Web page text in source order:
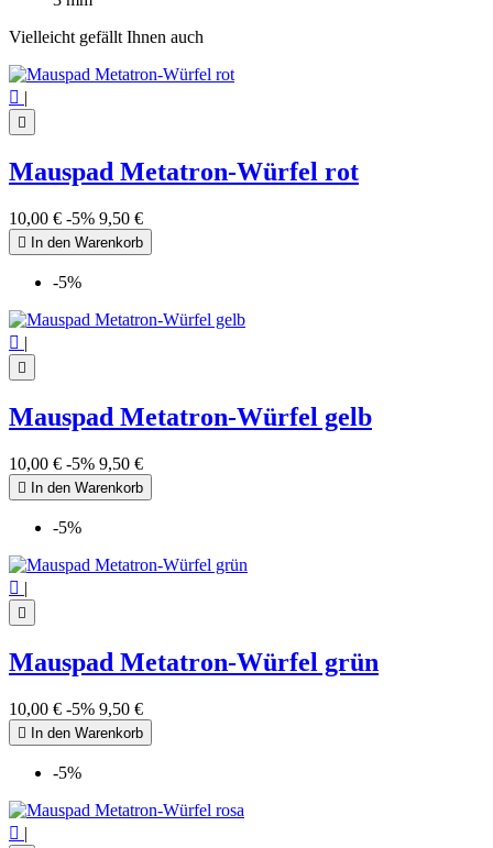
Vielleicht gefällt Ihnen auch
 |

Mauspad Metatron-Würfel rot
10,00 € -5% 9,50 €
 In den Warenkorb
-5%
 |

Mauspad Metatron-Würfel gelb
10,00 € -5% 9,50 €
 In den Warenkorb
-5%
 |

Mauspad Metatron-Würfel grün
10,00 € -5% 9,50 €
 In den Warenkorb
-5%
 |